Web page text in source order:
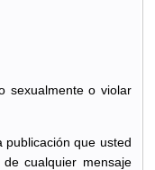
sexualmente o violar
publicación que usted
cualquier mensaje